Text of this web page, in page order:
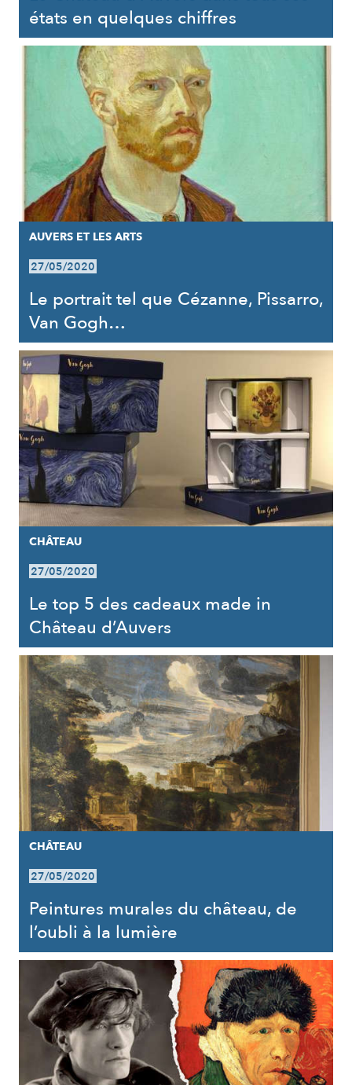
états en quelques chiffres
AUVERS ET LES ARTS
27/05/2020
Le portrait tel que Cézanne, Pissarro,
Van Gogh…
CHÂTEAU
27/05/2020
Le top 5 des cadeaux made in
Château d’Auvers
CHÂTEAU
27/05/2020
Peintures murales du château, de
l’oubli à la lumière